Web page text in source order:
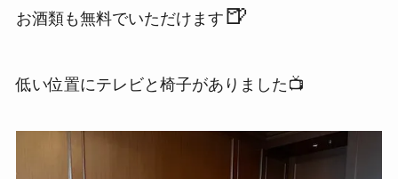
お酒類も無料でいただけます 🍺
低い位置にテレビと椅子がありました📺